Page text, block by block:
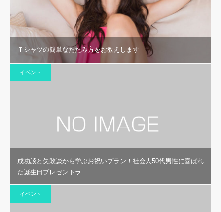
Ｔシャツの簡単なたたみ方をお教えします
イベント
成功談と失敗談から学ぶお祝いプラン！社会人50代男性に喜ばれ
た誕生日プレゼントラ…
イベント